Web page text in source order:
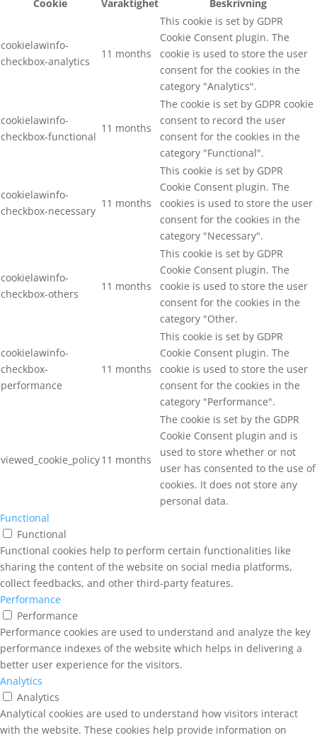
Cookie
Varaktighet Beskrivning
cookielawinfo-
checkbox-analytics
11 months
This cookie is set by GDPR
Cookie Consent plugin. The
cookie is used to store the user
consent for the cookies in the
category "Analytics".
cookielawinfo-
checkbox-functional
11 months
The cookie is set by GDPR cookie
consent to record the user
consent for the cookies in the
category "Functional".
cookielawinfo-
checkbox-necessary
11 months
This cookie is set by GDPR
Cookie Consent plugin. The
cookies is used to store the user
consent for the cookies in the
category "Necessary".
cookielawinfo-
checkbox-others
11 months
This cookie is set by GDPR
Cookie Consent plugin. The
cookie is used to store the user
consent for the cookies in the
category "Other.
cookielawinfo-
checkbox-
performance
11 months
This cookie is set by GDPR
Cookie Consent plugin. The
cookie is used to store the user
consent for the cookies in the
category "Performance".
viewed_cookie_policy11 months
The cookie is set by the GDPR
Cookie Consent plugin and is
used to store whether or not
user has consented to the use of
cookies. It does not store any
personal data.
Functional
Functional
Functional cookies help to perform certain functionalities like
sharing the content of the website on social media platforms,
collect feedbacks, and other third-party features.
Performance
Performance
Performance cookies are used to understand and analyze the key
performance indexes of the website which helps in delivering a
better user experience for the visitors.
Analytics
Analytics
Analytical cookies are used to understand how visitors interact
with the website. These cookies help provide information on